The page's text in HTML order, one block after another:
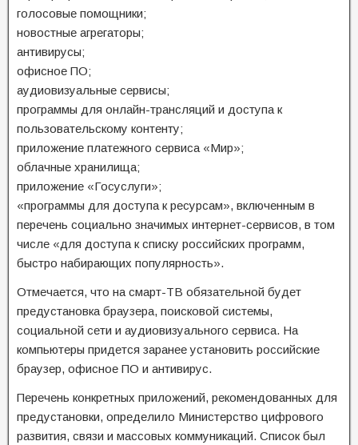
голосовые помощники;
новостные агрегаторы;
антивирусы;
офисное ПО;
аудиовизуальные сервисы;
программы для онлайн-трансляций и доступа к
пользовательскому контенту;
приложение платежного сервиса «Мир»;
облачные хранилища;
приложение «Госуслуги»;
«программы для доступа к ресурсам», включенным в
перечень социально значимых интернет-сервисов, в том
числе «для доступа к списку российских программ,
быстро набирающих популярность».
Отмечается, что на смарт-ТВ обязательной будет
предустановка браузера, поисковой системы,
социальной сети и аудиовизуального сервиса. На
компьютеры придется заранее установить российские
браузер, офисное ПО и антивирус.
Перечень конкретных приложений, рекомендованных для
предустановки, определило Министерство цифрового
развития, связи и массовых коммуникаций. Список был